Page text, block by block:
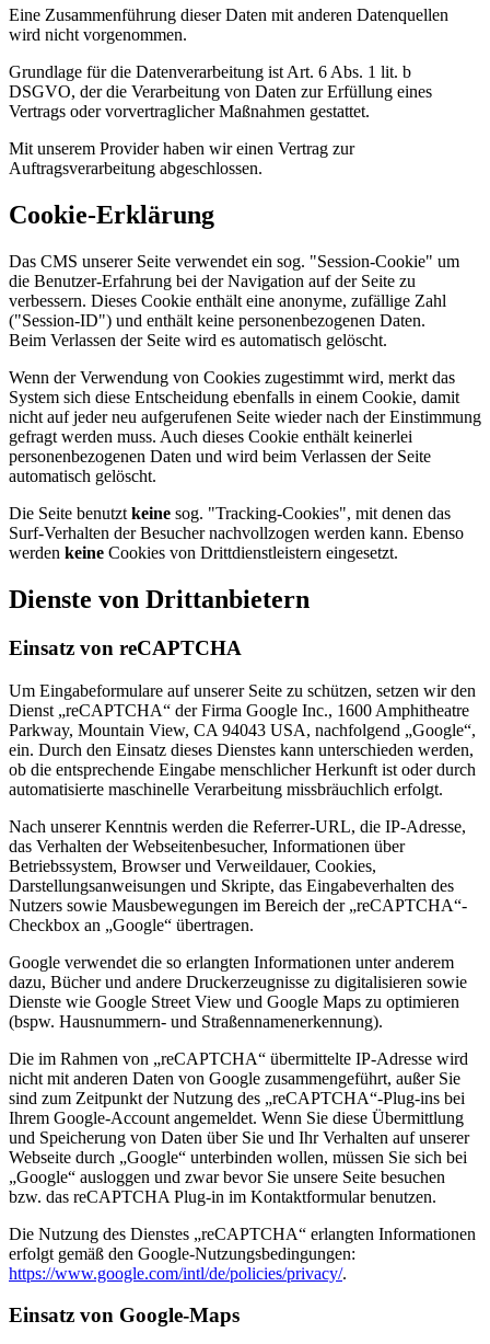
Eine Zusammenführung dieser Daten mit anderen Datenquellen
wird nicht vorgenommen.
Grundlage für die Datenverarbeitung ist Art. 6 Abs. 1 lit. b
DSGVO, der die Verarbeitung von Daten zur Erfüllung eines
Vertrags oder vorvertraglicher Maßnahmen gestattet.
Mit unserem Provider haben wir einen Vertrag zur
Auftragsverarbeitung abgeschlossen.
Cookie-Erklärung
Das CMS unserer Seite verwendet ein sog. "Session-Cookie" um
die Benutzer-Erfahrung bei der Navigation auf der Seite zu
verbessern. Dieses Cookie enthält eine anonyme, zufällige Zahl
("Session-ID") und enthält keine personenbezogenen Daten.
Beim Verlassen der Seite wird es automatisch gelöscht.
Wenn der Verwendung von Cookies zugestimmt wird, merkt das
System sich diese Entscheidung ebenfalls in einem Cookie, damit
nicht auf jeder neu aufgerufenen Seite wieder nach der Einstimmung
gefragt werden muss. Auch dieses Cookie enthält keinerlei
personenbezogenen Daten und wird beim Verlassen der Seite
automatisch gelöscht.
Die Seite benutzt keine sog. "Tracking-Cookies", mit denen das
Surf-Verhalten der Besucher nachvollzogen werden kann. Ebenso
werden keine Cookies von Drittdienstleistern eingesetzt.
Dienste von Drittanbietern
Einsatz von reCAPTCHA
Um Eingabeformulare auf unserer Seite zu schützen, setzen wir den
Dienst „reCAPTCHA“ der Firma Google Inc., 1600 Amphitheatre
Parkway, Mountain View, CA 94043 USA, nachfolgend „Google“,
ein. Durch den Einsatz dieses Dienstes kann unterschieden werden,
ob die entsprechende Eingabe menschlicher Herkunft ist oder durch
automatisierte maschinelle Verarbeitung missbräuchlich erfolgt.
Nach unserer Kenntnis werden die Referrer-URL, die IP-Adresse,
das Verhalten der Webseitenbesucher, Informationen über
Betriebssystem, Browser und Verweildauer, Cookies,
Darstellungsanweisungen und Skripte, das Eingabeverhalten des
Nutzers sowie Mausbewegungen im Bereich der „reCAPTCHA“-
Checkbox an „Google“ übertragen.
Google verwendet die so erlangten Informationen unter anderem
dazu, Bücher und andere Druckerzeugnisse zu digitalisieren sowie
Dienste wie Google Street View und Google Maps zu optimieren
(bspw. Hausnummern- und Straßennamenerkennung).
Die im Rahmen von „reCAPTCHA“ übermittelte IP-Adresse wird
nicht mit anderen Daten von Google zusammengeführt, außer Sie
sind zum Zeitpunkt der Nutzung des „reCAPTCHA“-Plug-ins bei
Ihrem Google-Account angemeldet. Wenn Sie diese Übermittlung
und Speicherung von Daten über Sie und Ihr Verhalten auf unserer
Webseite durch „Google“ unterbinden wollen, müssen Sie sich bei
„Google“ ausloggen und zwar bevor Sie unsere Seite besuchen
bzw. das reCAPTCHA Plug-in im Kontaktformular benutzen.
Die Nutzung des Dienstes „reCAPTCHA“ erlangten Informationen
erfolgt gemäß den Google-Nutzungsbedingungen:
https://www.google.com/intl/de/policies/privacy/.
Einsatz von Google-Maps